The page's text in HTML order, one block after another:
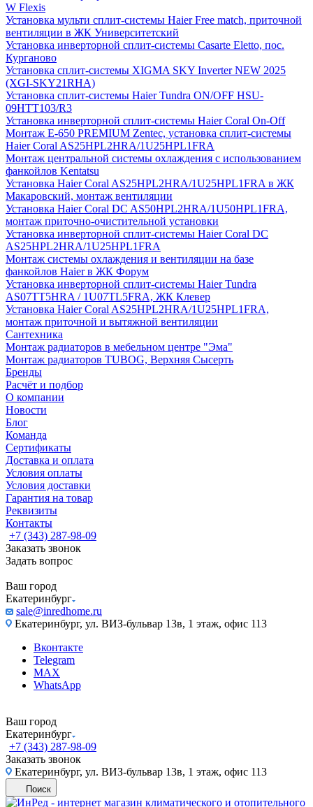
W Flexis
Установка мульти сплит-системы Haier Free match, приточной
вентиляции в ЖК Университетский
Установка инверторной сплит-системы Casarte Eletto, пос.
Курганово
Установка сплит-системы XIGMA SKY Inverter NEW 2025
(XGI-SKY21RHA)
Установка сплит-системы Haier Tundra ON/OFF HSU-
09HTT103/R3
Установка инверторной сплит-системы Haier Coral On-Off
Монтаж E-650 PREMIUM Zentec, установка сплит-системы
Haier Coral AS25HPL2HRA/1U25HPL1FRA
Монтаж центральной системы охлаждения с использованием
фанкойлов Kentatsu
Установка Haier Coral AS25HPL2HRA/1U25HPL1FRA в ЖК
Макаровский, монтаж вентиляции
Установка Haier Coral DC AS50HPL2HRA/1U50HPL1FRA,
монтаж приточно-очистительной установки
Установка инверторной сплит-системы Haier Coral DC
AS25HPL2HRA/1U25HPL1FRA
Монтаж системы охлаждения и вентиляции на базе
фанкойлов Haier в ЖК Форум
Установка инверторной сплит-системы Haier Tundra
AS07TT5HRA / 1U07TL5FRA, ЖК Клевер
Установка Haier Coral AS25HPL2HRA/1U25HPL1FRA,
монтаж приточной и вытяжной вентиляции
Сантехника
Монтаж радиаторов в мебельном центре "Эма"
Монтаж радиаторов TUBOG, Верхняя Сысерть
Бренды
Расчёт и подбор
О компании
Новости
Блог
Команда
Сертификаты
Доставка и оплата
Условия оплаты
Условия доставки
Гарантия на товар
Реквизиты
Контакты
+7 (343) 287-98-09
Заказать звонок
Задать вопрос
Ваш город
Екатеринбург
sale@inredhome.ru
Екатеринбург, ул. ВИЗ-бульвар 13в, 1 этаж, офис 113
Вконтакте
Telegram
MAX
WhatsApp
Ваш город
Екатеринбург
+7 (343) 287-98-09
Заказать звонок
Екатеринбург, ул. ВИЗ-бульвар 13в, 1 этаж, офис 113
Поиск